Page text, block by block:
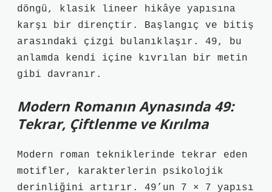
döngü, klasik lineer hikâye yapısına
karşı bir dirençtir. Başlangıç ve bitiş
arasındaki çizgi bulanıklaşır. 49, bu
anlamda kendi içine kıvrılan bir metin
gibi davranır.
Modern Romanın Aynasında 49:
Tekrar, Çiftlenme ve Kırılma
Modern roman tekniklerinde tekrar eden
motifler, karakterlerin psikolojik
derinliğini artırır. 49’un 7 × 7 yapısı